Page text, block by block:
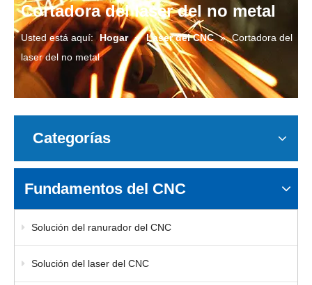
Cortadora del laser del no metal
Usted está aquí: Hogar » Laser del CNC » Cortadora del
laser del no metal
Categorías
Fundamentos del CNC
Solución del ranurador del CNC
Solución del laser del CNC